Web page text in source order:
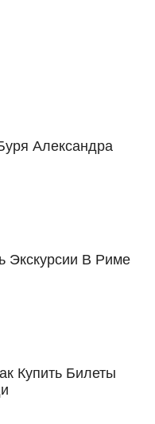
Александра
Экскурсии В Риме
Купить Билеты